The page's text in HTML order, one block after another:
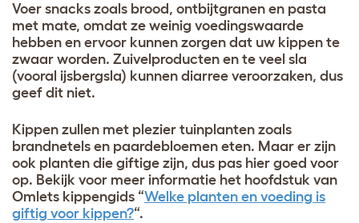
Voer snacks zoals brood, ontbijtgranen en pasta
met mate, omdat ze weinig voedingswaarde
hebben en ervoor kunnen zorgen dat uw kippen te
zwaar worden. Zuivelproducten en te veel sla
(vooral ijsbergsla) kunnen diarree veroorzaken, dus
geef dit niet.
Kippen zullen met plezier tuinplanten zoals
brandnetels en paardebloemen eten. Maar er zijn
ook planten die giftige zijn, dus pas hier goed voor
op. Bekijk voor meer informatie het hoofdstuk van
Omlets kippengids “Welke planten en voeding is
giftig voor kippen?“.